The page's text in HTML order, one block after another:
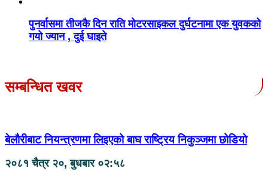
पुनर्वासमा तीजकै दिन राति मोटरसाइकल दुर्घटनामा एक युवकको
गयो ज्यान , दुई घाइते
सम्बन्धित खवर
बेलौरीबाट नियन्त्रणमा लिइएको बाघ राष्ट्रिय निकुञ्जमा छोडियो
२०८१ चैत्र २०, बुधबार ०२:५८